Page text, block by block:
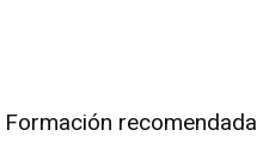
Formación recomendada